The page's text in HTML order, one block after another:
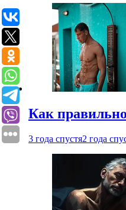
Как
3 года спустя2 года